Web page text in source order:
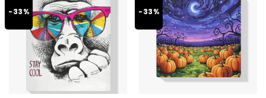
-33% -33%